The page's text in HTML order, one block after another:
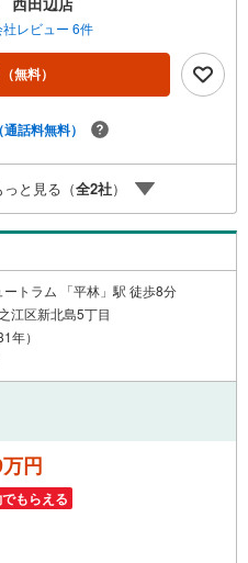
ております。●購入・売却・ロー
お気軽にご相談くださいませ！
西田辺」駅より徒歩1分！〇営業時
・水曜日定休日※祝日は営業）事
ります！
レビュー 6件
（無料）
（通話料無料）
と見る（全2社）
トラム 「平林」駅 徒歩8分
江区新北島5丁目
年）
円
もらえる